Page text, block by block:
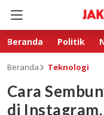
Beranda Politik
Beranda Teknologi
Cara
di